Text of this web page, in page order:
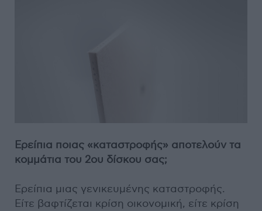
Ερείπια ποιας «καταστροφής» αποτελούν τα
κομμάτια του 2ου δίσκου σας;
Ερείπια μιας γενικευμένης καταστροφής.
Είτε βαφτίζεται κρίση οικονομική, είτε κρίση